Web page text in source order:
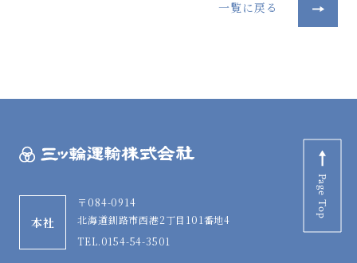
一覧に戻る
本社
〒084-0914
北海道釧路市西港2丁目101番地4
TEL.0154-54-3501
Page Top